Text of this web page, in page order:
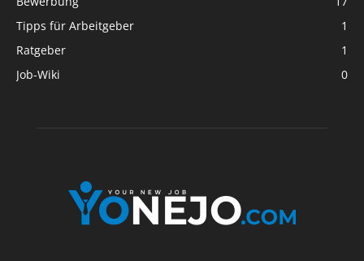
Tipps für Arbeitgeber
1
Ratgeber
1
Job-Wiki
0